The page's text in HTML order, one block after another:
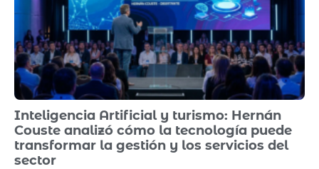
Inteligencia Artificial y turismo: Hernán
Couste analizó cómo la tecnología puede
transformar la gestión y los servicios del
sector